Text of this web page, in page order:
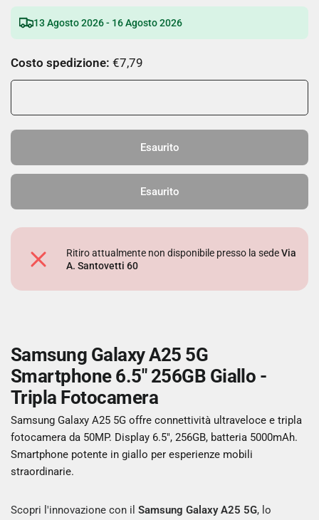
13 Agosto 2026 - 16 Agosto 2026
Costo spedizione: €7,79
Esaurito
Esaurito
Ritiro attualmente non disponibile presso la sedeVia
A. Santovetti 60
Samsung Galaxy A25 5G
Smartphone 6.5" 256GB Giallo -
Tripla Fotocamera
Samsung Galaxy A25 5G offre connettività ultraveloce e tripla
fotocamera da 50MP. Display 6.5", 256GB, batteria 5000mAh.
Smartphone potente in giallo per esperienze mobili
straordinarie.
Scopri l'innovazione con ilSamsung Galaxy A25 5G, lo